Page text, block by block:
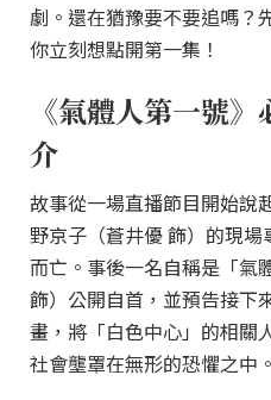
劇。還在猶豫要不要追嗎？
你立刻想點開第一集！
《氣體人第一號
介
故事從一場直播節目開始說
野京子（蒼井優 飾）的現
而亡。事後一名自稱是「氣
飾）公開自首，並預告接下
畫，將「白色中心」的相關
社會壟罩在無形的恐懼之中。